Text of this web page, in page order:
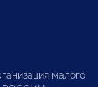
малого